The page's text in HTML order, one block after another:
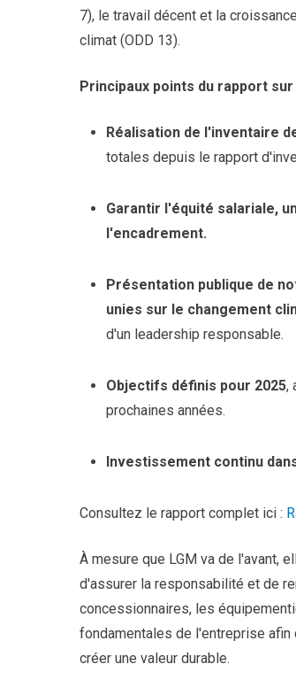
7), le travail décent et la
climat (ODD 13).
Principaux points du rapport
Réalisation de l'inventaire
totales depuis le rapport
Garantir l'équité salariale,
l'encadrement.
Présentation publique de
unies sur le changement
d'un leadership responsable.
Objectifs définis pour 2025,
prochaines années.
Investissement continu
Consultez le rapport complet ici :
À mesure que LGM va de l'avant,
d'assurer la responsabilité et de
concessionnaires, les
fondamentales de l'entreprise
créer une valeur durable.